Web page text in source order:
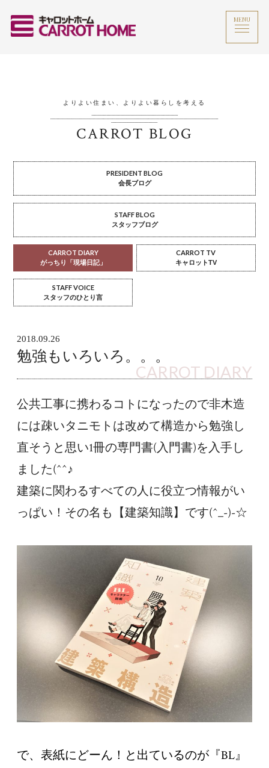
MENU
よりよい住まい、よりよい暮らしを考える
CARROT BLOG
PRESIDENT BLOG
会長ブログ
STAFF BLOG
スタッフブログ
CARROT DIARY
がっちり「現場日記」
CARROT TV
キャロットTV
STAFF VOICE
スタッフのひとり言
2018.09.26
勉強もいろいろ。。。
CARROT DIARY
公共工事に携わるコトになったので非木造
には疎いタニモトは改めて構造から勉強し
直そうと思い1冊の専門書(入門書)を入手し
ました(^^♪
建築に関わるすべての人に役立つ情報がい
っぱい！その名も【建築知識】です(^_-)-☆
で、表紙にどーん！と出ているのが『BL』